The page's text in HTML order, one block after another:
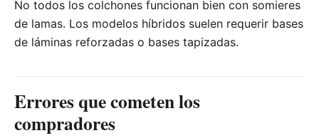
No todos los colchones funcionan bien con somieres
de lamas. Los modelos híbridos suelen requerir bases
de láminas reforzadas o bases tapizadas.
Errores que cometen los
compradores